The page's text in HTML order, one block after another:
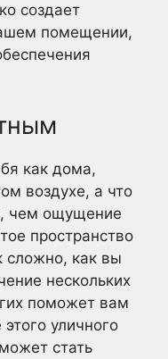
создает
помещении,
как дома,
воздухе, а что
чем ощущение
пространство
как вы
нескольких
поможет вам
уличного
стать